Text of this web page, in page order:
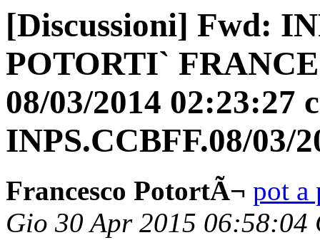
[Discussioni] Fwd:
POTORTI`
08/03/2014 02:23:27
INPS.CCBFF.08/03/
Francesco PotortÃ¬ pot a
Gio 30 Apr 2015 06:58:04